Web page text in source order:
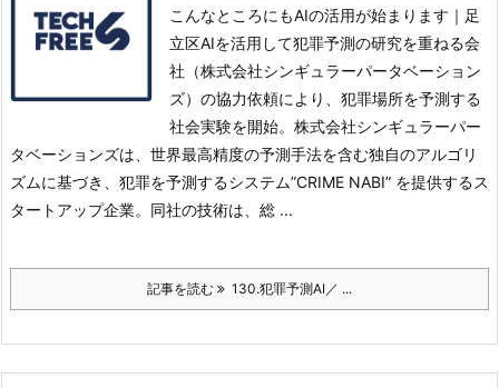
こんなところにもAIの活用が始まります｜足
立区AIを活用して犯罪予測の研究を重ねる会
社（株式会社シンギュラーパータベーション
ズ）の協力依頼により、犯罪場所を予測する
社会実験を開始。 株式会社シンギュラーパー
タベーションズは、世界最高精度の予測手法を含む独自のアルゴリ
ズムに基づき、犯罪を予測するシステム”CRIME NABI” を提供するス
タートアップ企業。 同社の技術は、総 ...
記事を読む 130.犯罪予測AI／ ...